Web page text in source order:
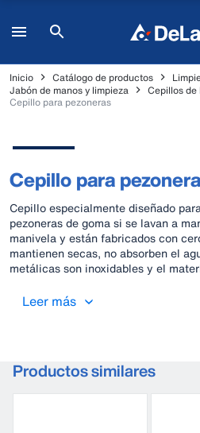
Inicio Catálogo de productos
Jabón de manos y limpieza
Cepillos de
Cepillo para pezoneras
Cepillo para
Cepillo especialmente diseñado
pezoneras de goma si se lavan a
manivela y están fabricados con
mantienen secas, no absorben el
metálicas son inoxidables y el
Leer más
Productos similares